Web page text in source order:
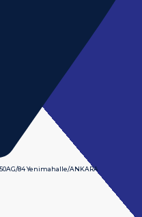
84 Yenimahalle/ANKARA